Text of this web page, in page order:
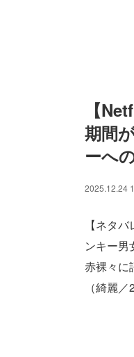
【
期間
ーへ
2025.12.24
【ネタ
ンキー
赤裸々に
（綺麗